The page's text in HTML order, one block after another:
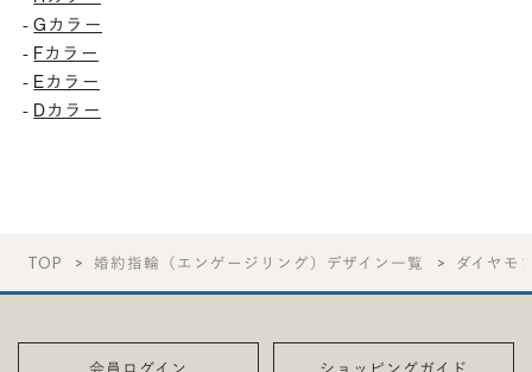
-Gカラー
- Fカラー
- Eカラー
- Dカラー
TOP 婚約指輪（エンゲージリング）デザイン一覧 ダイヤモ